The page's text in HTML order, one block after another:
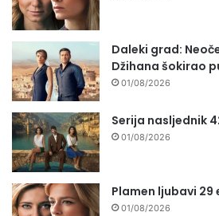
Daleki grad:
Džihana šokirao
01/08/2026
Serija nasljednik
01/08/2026
Plamen ljubavi 29
01/08/2026